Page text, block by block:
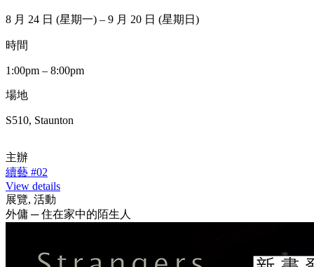
8 月 24 日 (星期一) – 9 月 20 日 (星期日)
時間
1:00pm – 8:00pm
場地
S510, Staunton
主辦
續藝 #02
View details
展覽, 活動
外傭 ─ 住在家中的陌生人